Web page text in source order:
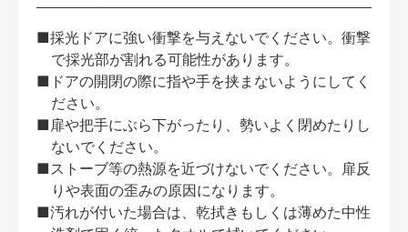
■採光ドアに強い衝撃を与えないでください。衝撃
で採光部が割れる可能性があります。
■ドアの開閉の際に指や手を挟まないようにしてく
ださい。
■扉や把手にぶら下がったり、勢いよく閉めたりし
ないでください。
■ストーブ等の熱源を近づけないでください。扉反
りや表面の歪みの原因になります。
■汚れが付いた場合は、乾拭きもしくは薄めた中性